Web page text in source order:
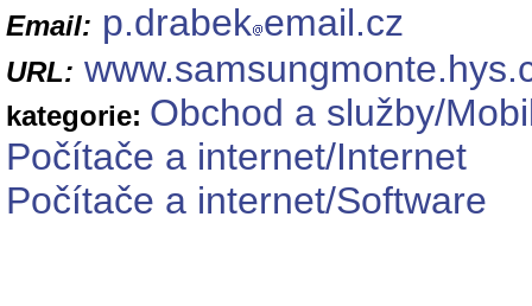
Email: p.drabek email.cz
URL:
kategorie: Obchod a služby/
Počítače a internet/Internet
Počítače a internet/Software